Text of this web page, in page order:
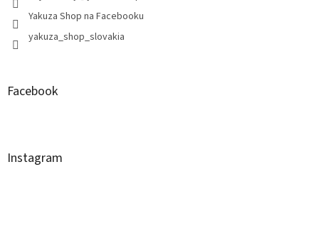
Yakuza Shop na Facebooku
yakuza_shop_slovakia
Facebook
Instagram